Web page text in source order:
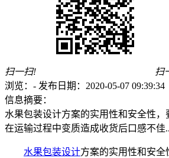
扫一扫!
扫
浏览： - 发布日期：2020-05-07 09:39:34
信息摘要：
水果包装设计方案的实用性和安全性
在运输过程中变质造成收货后口感不佳
水果包装设计方案的实用性和安全